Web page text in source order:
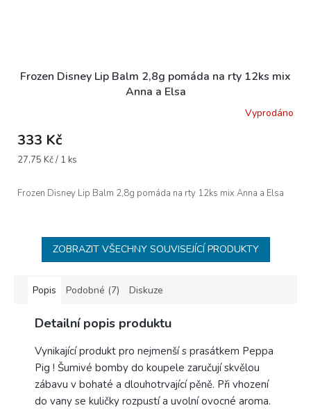
Frozen Disney Lip Balm 2,8g pomáda na rty 12ks mix
Anna a Elsa
Vyprodáno
333 Kč
Měrná
27,75 Kč / 1 ks
Frozen Disney Lip Balm 2,8g pomáda na rty 12ks mix Anna a Elsa
ZOBRAZIT VŠECHNY SOUVISEJÍCÍ PRODUKTY
Popis Podobné (7) Diskuze
Detailní popis produktu
Vynikající produkt pro nejmenší s prasátkem Peppa
Pig ! Šumivé bomby do koupele zaručují skvělou
zábavu v bohaté a dlouhotrvající pěně. Při vhození
do vany se kuličky rozpustí a uvolní ovocné aroma.